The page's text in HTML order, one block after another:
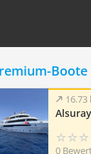
16.73
0